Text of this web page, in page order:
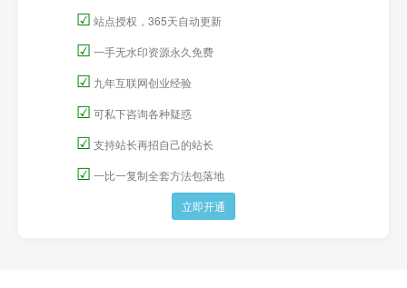
☑ 站点授权，365天自动更新
☑ 一手无水印资源永久免费
☑ 九年互联网创业经验
☑ 可私下咨询各种疑惑
☑ 支持站长再招自己的站长
☑ 一比一复制全套方法包落地
立即开通